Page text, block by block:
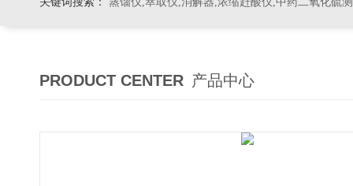
PRODUCT CENTER 产品中心